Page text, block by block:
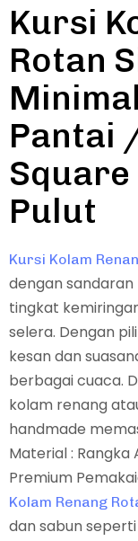
Kursi
Rotan
Pantai
Square
Pulut
Kursi Kolam
dengan
tingkat
selera. Dengan
kesan dan
berbagai cuaca.
kolam renang
handmade
Material : Rangka
Premium
Kolam Renang
dan sabun